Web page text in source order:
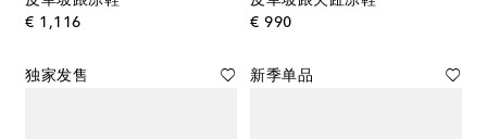
€ 1,116original price
€ 990original price
独家发售 新季单品